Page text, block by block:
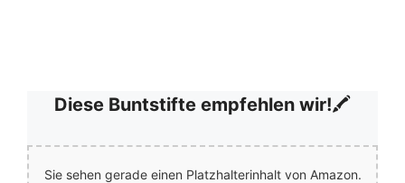
Diese Buntstifte empfehlen wir!🖍️
Sie sehen gerade einen Platzhalterinhalt von Amazon.